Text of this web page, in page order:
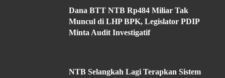
Dana BTT NTB Rp484 Miliar Tak
Muncul di LHP BPK, Legislator PDIP
Minta Audit Investigatif
NTB Selangkah Lagi Terapkan Sistem